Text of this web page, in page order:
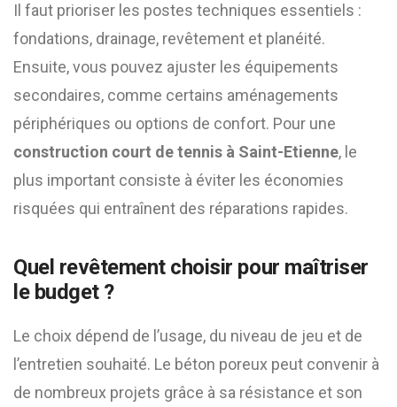
Il faut prioriser les postes techniques essentiels :
fondations, drainage, revêtement et planéité.
Ensuite, vous pouvez ajuster les équipements
secondaires, comme certains aménagements
périphériques ou options de confort. Pour une
construction court de tennis à Saint-Etienne, le
plus important consiste à éviter les économies
risquées qui entraînent des réparations rapides.
Quel revêtement choisir pour maîtriser
le budget ?
Le choix dépend de l’usage, du niveau de jeu et de
l’entretien souhaité. Le béton poreux peut convenir à
de nombreux projets grâce à sa résistance et son